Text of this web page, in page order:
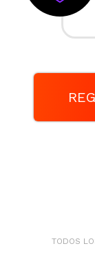
TODOS